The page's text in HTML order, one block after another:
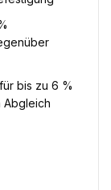
bis zu 6 %
Abgleich